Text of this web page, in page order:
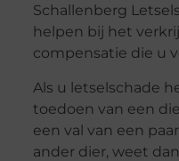
Schallenberg
helpen bij het
compensatie die u
Als u letselschade
toedoen van een
een val van een
ander dier, weet